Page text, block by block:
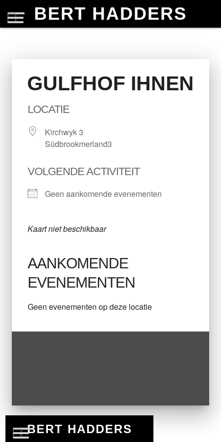
BERT HADDERS
GULFHOF IHNEN
LOCATIE
Kirchwyk 3
Südbrookmerland3
VOLGENDE ACTIVITEIT
Geen aankomende evenementen
Kaart niet beschikbaar
AANKOMENDE
EVENEMENTEN
Geen evenementen op deze locatie